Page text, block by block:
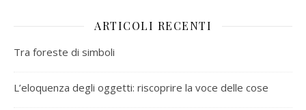
ARTICOLI RECENTI
Tra foreste di simboli
L’eloquenza degli oggetti: riscoprire la voce delle cose